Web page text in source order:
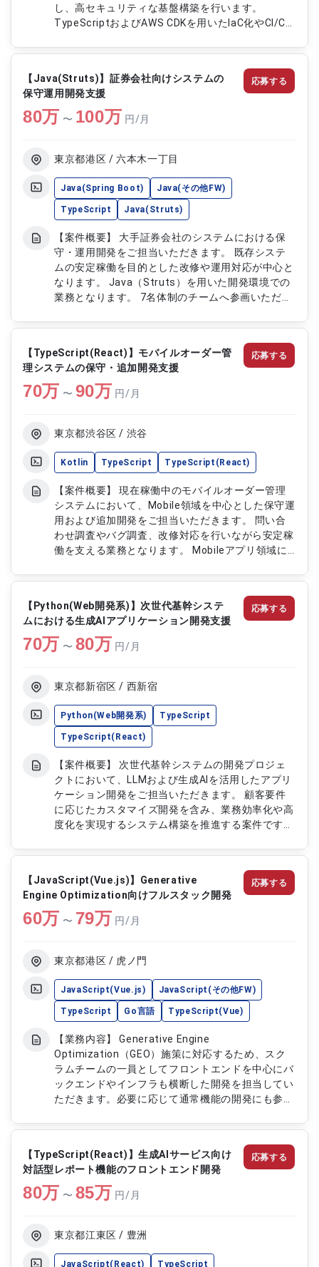
し、高セキュリティな基盤構築を行います。
TypeScriptおよびAWS CDKを用いたIaC化やCI/CD
構築フェーズに応じて出社対応を行うハイブリッド
バメントクラウド（AWS）移行対応 ・AWSサーバ
ーレスアーキテクチャを用いた基盤構築 ・
TypeScript、AWS CDKを用いたIaC対応 ・CI/CDパ
イプライン構築および自動化テスト対応 ・クラウ
【Java(Struts)】証券会社向けシステムの
保守運用開発支援
80万 〜 100万 円/月
東京都港区 / 六本木一丁目
Java(Spring Boot) Java(その他FW)
TypeScript Java(Struts)
【案件概要】 大手証券会社のシステムにおける保
守・運用開発をご担当いただきます。 既存システ
ムの安定稼働を目的とした改修や運用対応が中心と
なります。 Java（Struts）を用いた開発環境での
業務となります。 7名体制のチームへ参画いただ
ます。 【作業内容】 ・証券システムの保守および
運用開発を実施します ・既存機能の改修や不具合
対応を行います ・Java（Struts）を用いた開発お
よびテストを実施します ・運用に伴う調査や問い
合わせ対応を行います ・チームメンバーと連携し
ながら開発業務を進めます
応募する
【TypeScript(React)】モバイルオーダー管
理システムの保守・追加開発支援
70万 〜 90万 円/月
東京都渋谷区 / 渋谷
Kotlin TypeScript TypeScript(React)
【案件概要】 現在稼働中のモバイルオーダー管理
システムにおいて、Mobile領域を中心とした保守運
用および追加開発をご担当いただきます。 問い合
わせ調査やバグ調査、改修対応を行いながら安定稼
働を支える業務となります。 Mobileアプリ領域に
す。 KotlinおよびTypeScriptを用いたハイブリッ
い合わせ内容の調査をご担当いただきます ・バグ
調査および不具合改修を実施いただきます ・既存
機能の改善対応をご担当いただきます ・Mobileア
プリ領域における開発品質向上支援を実施いただき
ッドアプリ開発をご担当いただきます
応募する
【Python(Web開発系)】次世代基幹システ
ムにおける生成AIアプリケーション開発支援
70万 〜 80万 円/月
東京都新宿区 / 西新宿
Python(Web開発系) TypeScript
TypeScript(React)
【案件概要】 次世代基幹システムの開発プロジェ
クトにおいて、LLMおよび生成AIを活用したアプリ
ケーション開発をご担当いただきます。 顧客要件
に応じたカスタマイズ開発を含み、業務効率化や高
度化を実現するシステム構築を推進する案件です。
発に加え、GCP環境でのシステム構築にも携わって
いただきます。 生成AI技術を活用した先進的なシス
テム開発ポジションです。 【作業内容】 ・LLMお
よび生成AIを活用したアプリケーション開発をご担
当いただきます ・顧客向けカスタマイズ機能の設
計および開発を実施いただきます ・Python、
発をご担当いただきます ・GCP、Docker、
施いただきます ・BigQuery、PostgreSQLを活用
したデータ連携および機能実装をご担当いただきま
す
応募する
【JavaScript(Vue.js)】Generative
Engine Optimization向けフルスタック開発
60万 〜 79万 円/月
東京都港区 / 虎ノ門
JavaScript(Vue.js) JavaScript(その他FW)
TypeScript Go言語 TypeScript(Vue)
【業務内容】 Generative Engine
Optimization（GEO）施策に対応するため、スク
ラムチームの一員としてフロントエンドを中心にバ
ックエンドやインフラも横断した開発を担当してい
ただきます。必要に応じて通常機能の開発にも参加
す。 【作業内容】 ・GEO関連機能のフロントエン
ド開発 ・バックエンドやインフラに関わる作業 ・
通常機能の開発参加 ・スクラムチームでのタスク
調整・実装 ・コードレビューや品質向上の対応 ・
技術調査や改善提案
応募する
【TypeScript(React)】生成AIサービス向け
対話型レポート機能のフロントエンド開発
80万 〜 85万 円/月
東京都江東区 / 豊洲
JavaScript(React) TypeScript
応募する